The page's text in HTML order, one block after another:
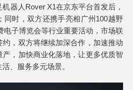
器人Rover X1在京东平台首发后，
同时，双方还携手亮相广州100越野
电子博览会等行业重要活动，市场联
，双方将继续加深合作，加速推动
，加快商业化落地，让更多优质智
、服务多元场景。